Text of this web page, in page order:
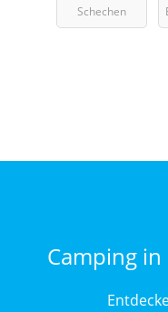
Schechen
Camping